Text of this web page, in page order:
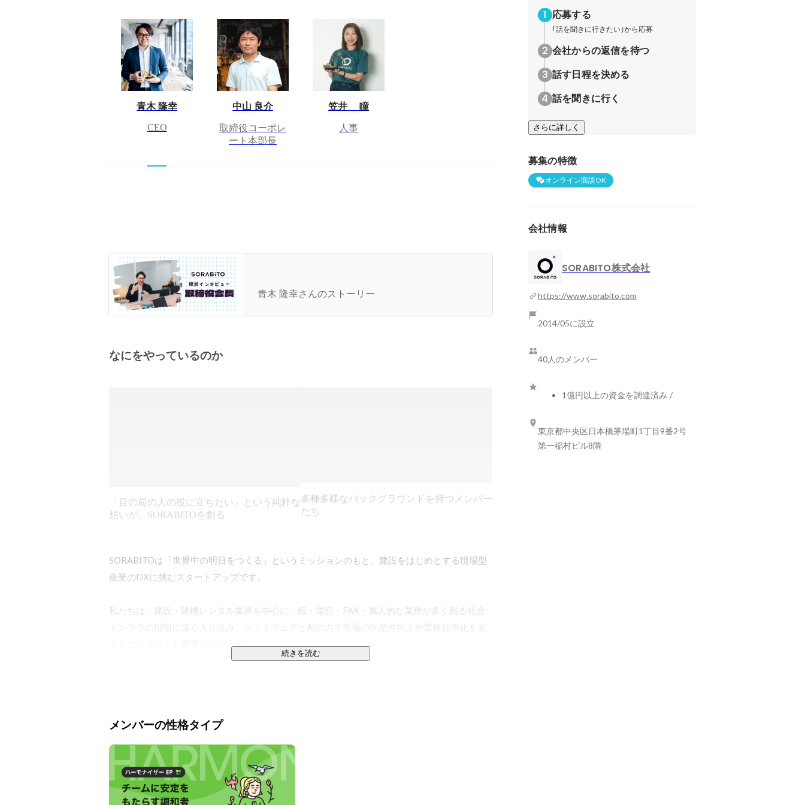
青木 隆幸
CEO
中山 良介
取締役コーポレ
ート本部長
笠井 瞳
人事
さんにアレコレ聞いてみた！
青木 隆幸さんのストーリー
なにをやっているのか
「目の前の人の役に立ちたい」という純粋な
想いが、SORABITOを創る
多種多様なバックグラウンドを持つメンバー
たち
SORABITOは「世界中の明日をつくる」というミッションのもと、建設をはじめとする現場型
産業のDXに挑むスタートアップです。
私たちは、建設・建機レンタル業界を中心に、紙・電話・FAX・属人的な業務が多く残る社会
えるプロダクトを展開しています。
います。
さらに現在は、新たな事業として、現場の対話業務を自動化する音声AIエージェント
「TakumiX（タクミエックス）」を展開しています。TakumiXは、電話応対、注文受付、問い合
わせ対応、多言語窓口など、企業ごとの業務に合わせた対話業務の自動化を支援します。先進
続きを読む
メンバーの性格タイプ
応募する
｢話を聞きに行きたい｣から応募
会社からの返信を待つ
話す日程を決める
話を聞きに行く
さらに詳しく
募集の特徴
オンライン面談OK
会社情報
SORABITO株式会社
https://www.sorabito.com
2014/05に設立
40人のメンバー
1億円以上の資金を調達済み /
東京都中央区日本橋茅場町1丁目9番2号
第一稲村ビル8階